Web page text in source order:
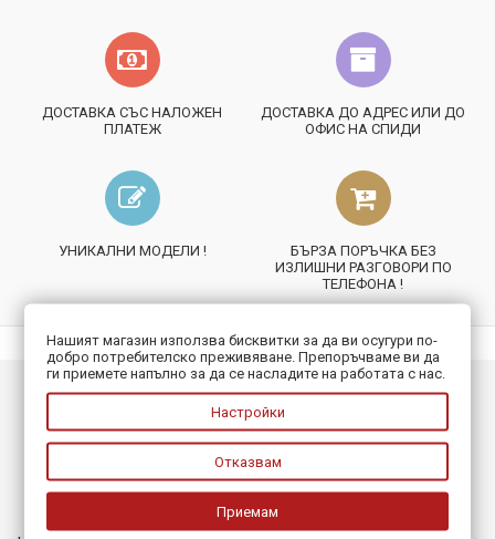
ДОСТАВКА СЪС НАЛОЖЕН
ПЛАТЕЖ
ДОСТАВКА ДО АДРЕС ИЛИ ДО
ОФИС НА СПИДИ
УНИКАЛНИ МОДЕЛИ !
БЪРЗА ПОРЪЧКА БЕЗ
ИЗЛИШНИ РАЗГОВОРИ ПО
ТЕЛЕФОНА !
ИНФОРМАЦИЯ
ПОЛЕЗНО
Нашият магазин използва бисквитки за да ви осугури по-
добро потребителско преживяване. Препоръчваме ви да
ги приемете напълно за да се насладите на работата с нас.
Настройки
Отказвам
Приемам